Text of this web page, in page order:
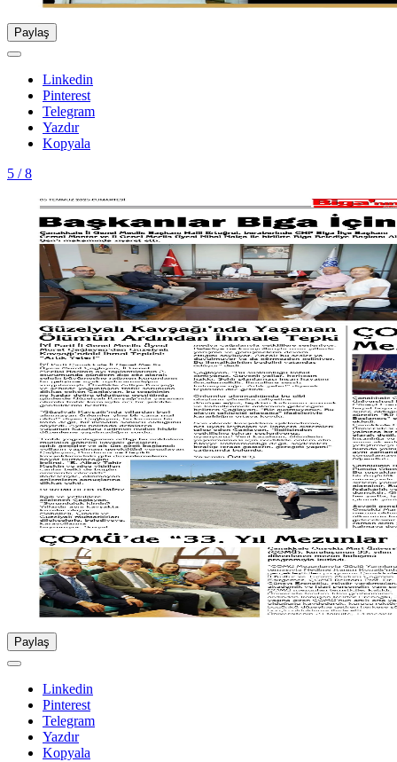
Paylaş
Linkedin
Pinterest
Telegram
Yazdır
Kopyala
5 / 8
Paylaş
Linkedin
Pinterest
Telegram
Yazdır
Kopyala